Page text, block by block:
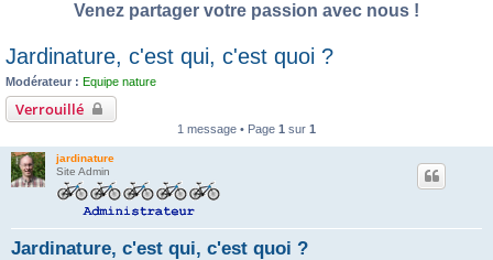
Venez partager votre passion avec nous !
Jardinature, c'est qui, c'est quoi ?
Modérateur : Equipe nature
Verrouillé
1 message • Page 1 sur 1
jardinature
Site Admin
Jardinature, c'est qui, c'est quoi ?